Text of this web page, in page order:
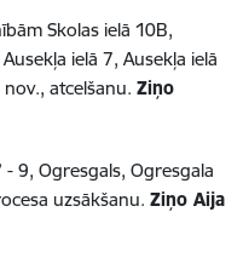
Skolas ielā 10B,
ielā 7, Ausekļa ielā
atcelšanu. Ziņo
- 9, Ogresgals, Ogresgala
uzsākšanu. Ziņo Aija